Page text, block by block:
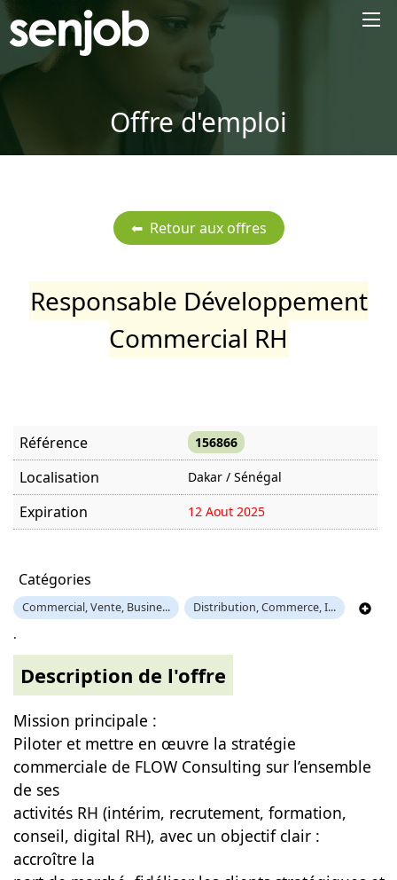
Offre d'emploi
Responsable Développement
Commercial RH
Référence 156866
Localisation Dakar / Sénégal
Expiration 12 Aout 2025
Catégories
Commercial, Vente, Busine... Distribution, Commerce, I...
.
Description de l'offre
Mission principale :
Piloter et mettre en œuvre la stratégie
commerciale de FLOW Consulting sur l’ensemble
de ses
activités RH (intérim, recrutement, formation,
conseil, digital RH), avec un objectif clair :
accroître la